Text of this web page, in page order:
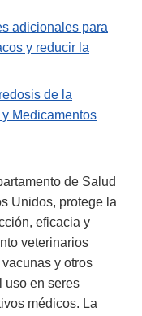
adicionales para
y reducir la
de la
Medicamentos
de Salud
Unidos, protege la
eficacia y
veterinarios
y otros
uso en seres
médicos. La